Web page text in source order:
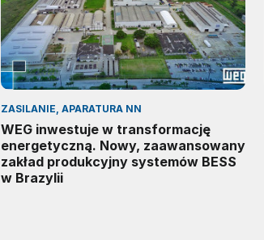
ZASILANIE, APARATURA NN
WEG inwestuje w transformację
energetyczną. Nowy, zaawansowany
zakład produkcyjny systemów BESS
w Brazylii